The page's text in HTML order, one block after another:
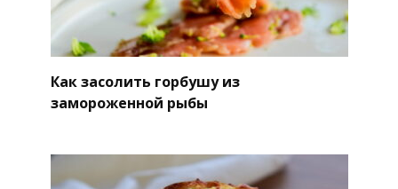
Как засолить горбушу из
замороженной рыбы